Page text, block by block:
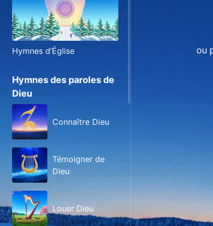
Hymnes d’Église
Hymnes des paroles de
Dieu
Connaître Dieu
Témoigner de
Dieu
Louer Dieu
ou